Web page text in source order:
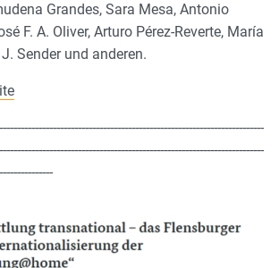
Grandes, Sara Mesa, Antonio
F. A. Oliver, Arturo Pérez-Reverte, María
Sender und anderen.